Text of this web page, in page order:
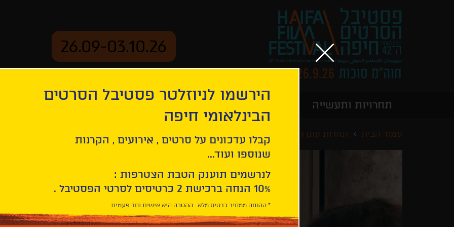
26.09-03.10.26
תחרויות ותעשייה
עמוד הבית תחרות עוגן הזהב בית הקיץ
הירשמו לניוזלטר פסטיבל הסרטים
הבינלאומי חיפה
קבלו עדכונים על סרטים , אירועים , הקרנות
שנוספו ועוד...
לנרשמים תוענק הטבת הצטרפות :
10% הנחה ברכישת 2 כרטיסים לסרטי הפסטיבל .
* ההנחה ממחיר כרטיס מלא . ההטבה היא אישית וחד פעמית .